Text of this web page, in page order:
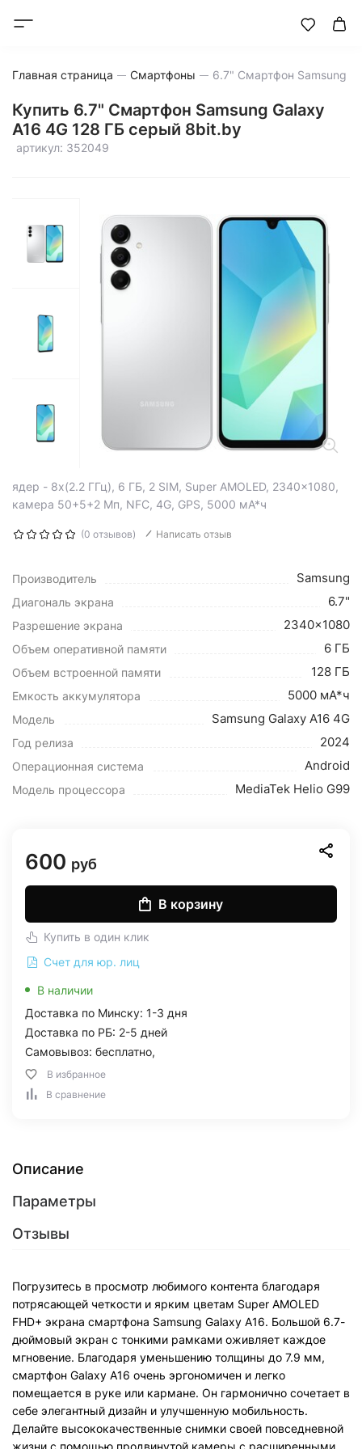
Главная страница Смартфоны
Купить 6.7" Смартфон Samsung Galaxy
A16 4G 128 ГБ серый 8bit.by
артикул: 352049
ядер - 8x(2.2 ГГц), 6 ГБ, 2 SIM, Super AMOLED, 2340x1080,
камера 50+5+2 Мп, NFC, 4G, GPS, 5000 мА*ч
(0 отзывов) Написать отзыв
Производитель Samsung
Диагональ экрана 6.7"
Разрешение экрана 2340x1080
Объем оперативной памяти 6 ГБ
Объем встроенной памяти 128 ГБ
Емкость аккумулятора 5000 мА*ч
Модель Samsung Galaxy A16 4G
Год релиза 2024
Операционная система Android
Модель процессора MediaTek Helio G99
600 руб
В корзину
Купить в один клик
Счет для юр. лиц
В наличии
Доставка по Минску: 1-3 дня
Доставка по РБ: 2-5 дней
Самовывоз: бесплатно,
В избранное
В сравнение
Описание
Параметры
Отзывы
Погрузитесь в просмотр любимого контента благодаря
потрясающей четкости и ярким цветам Super AMOLED
FHD+ экрана смартфона Samsung Galaxy A16. Большой 6.7-
дюймовый экран с тонкими рамками оживляет каждое
мгновение. Благодаря уменьшению толщины до 7.9 мм,
смартфон Galaxy A16 очень эргономичен и легко
помещается в руке или кармане. Он гармонично сочетает в
себе элегантный дизайн и улучшенную мобильность.
Делайте высококачественные снимки своей повседневной
жизни с помощью продвинутой камеры с расширенными